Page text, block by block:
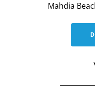
Mahdia